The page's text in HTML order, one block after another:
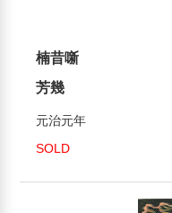
楠昔噺
芳幾
元治元年
SOLD